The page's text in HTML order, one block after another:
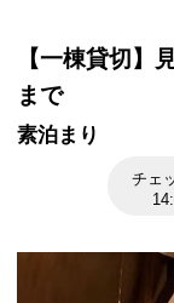
【一棟貸切】
まで
素泊まり
チェ